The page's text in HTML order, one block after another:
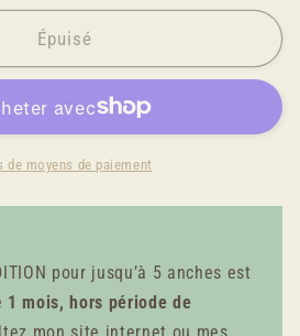
Épuisé
de moyens de paiement
pour jusqu’à 5 anches est
1 mois, hors période de
mon site internet ou mes